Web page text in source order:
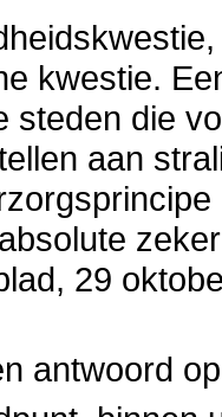
kwestie.
steden die
aan
29
antwoord